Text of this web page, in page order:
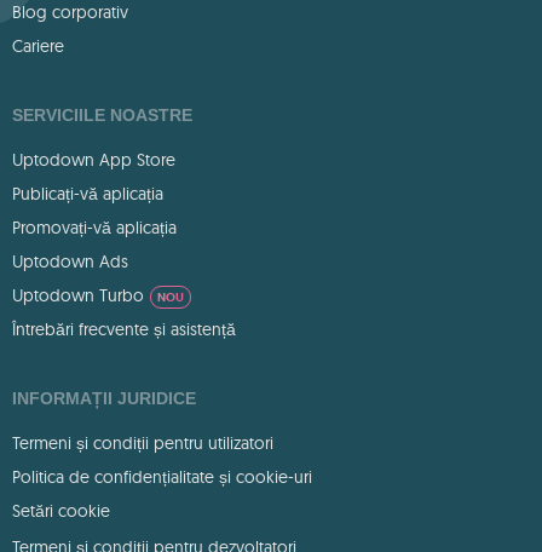
Blog corporativ
Cariere
SERVICIILE NOASTRE
Uptodown App Store
Publicați-vă aplicația
Promovați-vă aplicația
Uptodown Ads
Uptodown Turbo
NOU
Întrebări frecvente și asistență
INFORMAȚII JURIDICE
Termeni și condiții pentru utilizatori
Politica de confidențialitate și cookie-uri
Setări cookie
Termeni și condiții pentru dezvoltatori